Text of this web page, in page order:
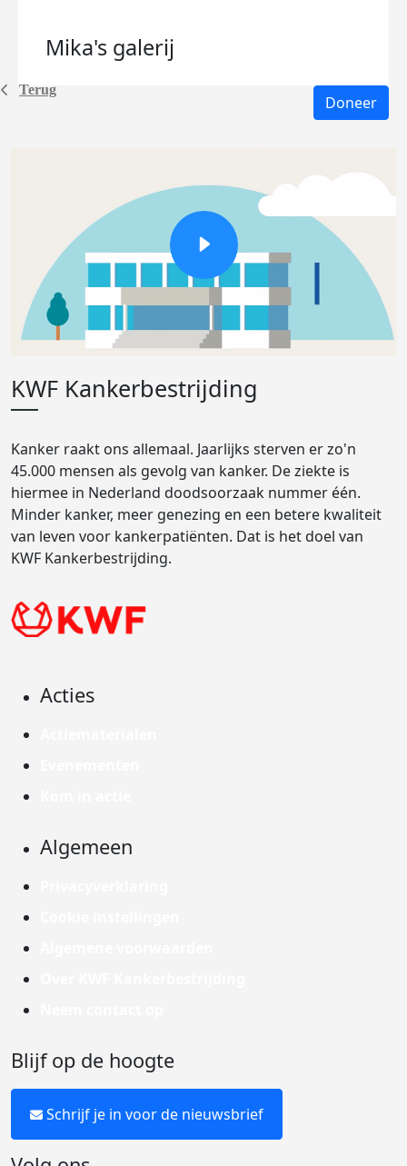
Terug
Mika's galerij
Doneer
KWF Kankerbestrijding
Kanker raakt ons allemaal. Jaarlijks sterven er zo'n
45.000 mensen als gevolg van kanker. De ziekte is
hiermee in Nederland doodsoorzaak nummer één.
Minder kanker, meer genezing en een betere kwaliteit
van leven voor kankerpatiënten. Dat is het doel van
KWF Kankerbestrijding.
Acties
Algemeen
Blijf op de hoogte
Schrijf je in voor de nieuwsbrief